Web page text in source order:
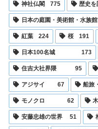
神社仏閣 775 歴史を
日本の庭園・美術館・水族館
紅葉 224 桜 191
日本100名城 173
住吉大社界隈 95
アジサイ 67 船旅
モノクロ 62
安藤忠雄の世界 51